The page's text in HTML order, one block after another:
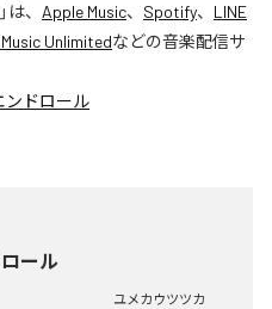
」は、 Apple Music、 Spotify、 LINE
Unlimitedなどの音楽配信サ
ンドロール
ール
ユメカウツツカ